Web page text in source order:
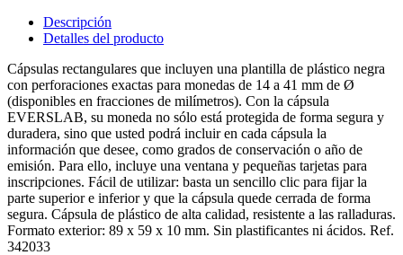
Descripción
Detalles del producto
Cápsulas rectangulares que incluyen una plantilla de plástico negra
con perforaciones exactas para monedas de 14 a 41 mm de Ø
(disponibles en fracciones de milímetros). Con la cápsula
EVERSLAB, su moneda no sólo está protegida de forma segura y
duradera, sino que usted podrá incluir en cada cápsula la
información que desee, como grados de conservación o año de
emisión. Para ello, incluye una ventana y pequeñas tarjetas para
inscripciones. Fácil de utilizar: basta un sencillo clic para fijar la
parte superior e inferior y que la cápsula quede cerrada de forma
segura. Cápsula de plástico de alta calidad, resistente a las ralladuras.
Formato exterior: 89 x 59 x 10 mm. Sin plastificantes ni ácidos. Ref.
342033